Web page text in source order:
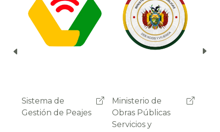
Ministerio de
Obras Públicas
Administradora
Boliviana de
Carreteras